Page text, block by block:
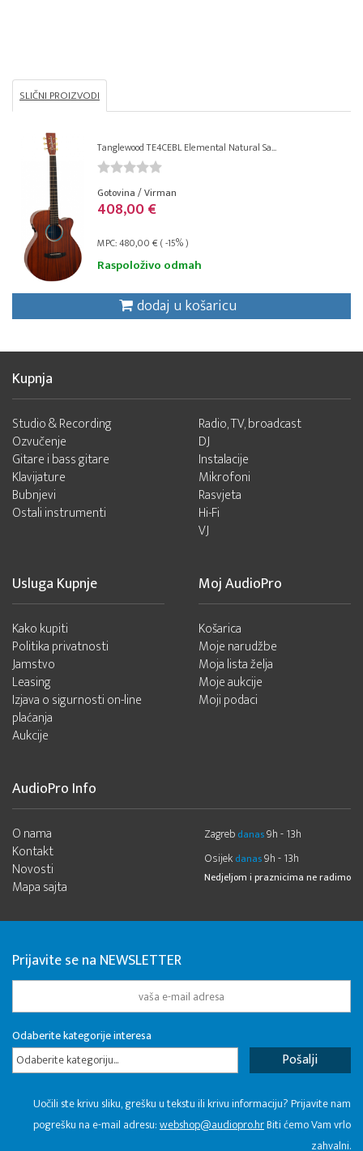
SLIČNI PROIZVODI
Tanglewood TE4CEBL Elemental Natural Sa...
Gotovina / Virman
408,00 €
MPC: 480,00 € ( -15% )
Raspoloživo odmah
dodaj u košaricu
Kupnja
Studio & Recording
Ozvučenje
Gitare i bass gitare
Klavijature
Bubnjevi
Ostali instrumenti
Radio, TV, broadcast
DJ
Instalacije
Mikrofoni
Rasvjeta
Hi-Fi
VJ
Usluga Kupnje
Kako kupiti
Politika privatnosti
Jamstvo
Leasing
Izjava o sigurnosti on-line
plaćanja
Aukcije
Moj AudioPro
Košarica
Moje narudžbe
Moja lista želja
Moje aukcije
Moji podaci
AudioPro Info
O nama
Kontakt
Novosti
Mapa sajta
Zagreb danas9h - 13h
Osijek danas9h - 13h
Nedjeljom i praznicima ne radimo
Prijavite se na NEWSLETTER
Odaberite kategorije interesa
Odaberite kategoriju...
Uočili ste krivu sliku, grešku u tekstu ili krivu informaciju? Prijavite nam
pogrešku na e-mail adresu:webshop@audiopro.hrBiti ćemo Vam vrlo
zahvalni.